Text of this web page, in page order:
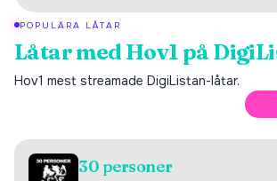
POPULÄRA LÅTAR
Låtar medHov1 på
Hov1 mest streamade DigiListan-låtar.
30 personer